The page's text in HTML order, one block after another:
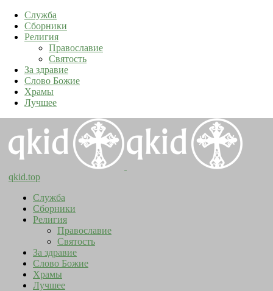
Служба
Сборники
Религия
Православие
Святость
За здравие
Слово Божие
Храмы
Лучшее
qkid.top
Служба
Сборники
Религия
Православие
Святость
За здравие
Слово Божие
Храмы
Лучшее